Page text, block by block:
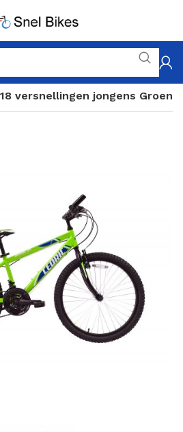
versnellingen jongens Groen